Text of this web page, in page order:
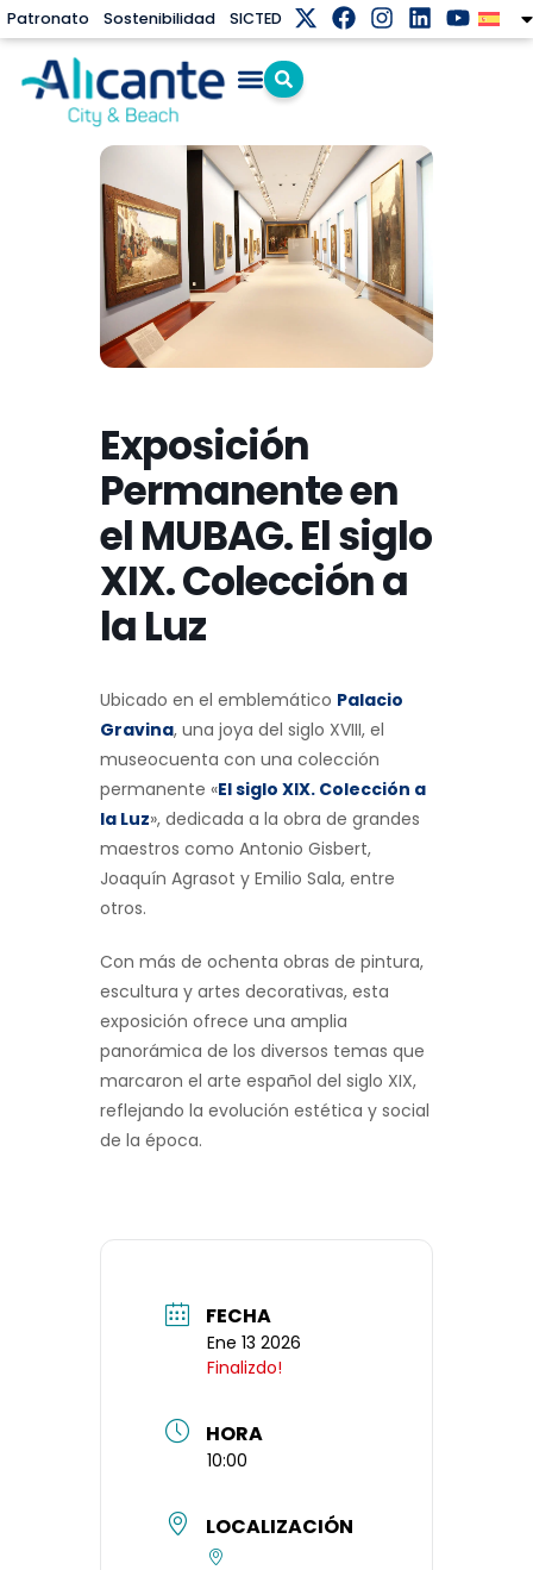
Patronato Sostenibilidad SICTED
Exposición
Permanente en
el MUBAG. El siglo
XIX. Colección a
la Luz
Ubicado en el emblemático Palacio
Gravina, una joya del siglo XVIII, el
museocuenta con una colección
permanente «El siglo XIX. Colección a
la Luz», dedicada a la obra de grandes
maestros como Antonio Gisbert,
Joaquín Agrasot y Emilio Sala, entre
otros.
Con más de ochenta obras de pintura,
escultura y artes decorativas, esta
exposición ofrece una amplia
panorámica de los diversos temas que
marcaron el arte español del siglo XIX,
reflejando la evolución estética y social
de la época.
FECHA
Ene 13 2026
Finalizdo!
HORA
10:00
LOCALIZACIÓN